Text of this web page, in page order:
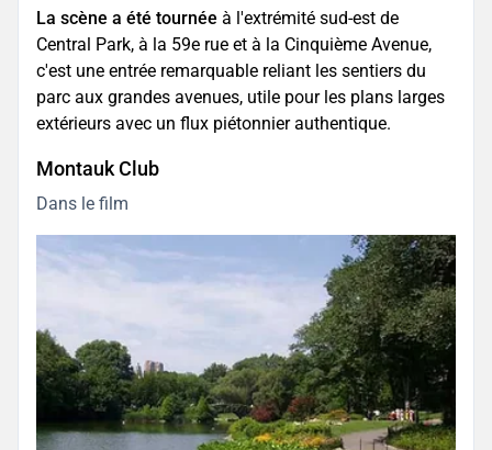
La scène a été tournée à l'extrémité sud-est de
Central Park, à la 59e rue et à la Cinquième Avenue,
c'est une entrée remarquable reliant les sentiers du
parc aux grandes avenues, utile pour les plans larges
extérieurs avec un flux piétonnier authentique.
Montauk Club
Dans le film